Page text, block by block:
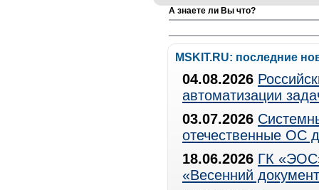
А знаете ли Вы что?
MSKIT.RU: последние
04.08.2026
автоматизации
03.07.2026
отечественные ОС
18.06.2026 ГК
«Весенний